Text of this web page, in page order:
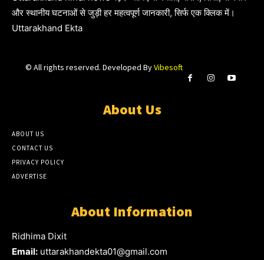
और स्थानीय घटनाओं से जुड़ी हर महत्वपूर्ण जानकारी, सिर्फ एक क्लिक में।
Uttarakhand Ekta
© All rights reserved. Developed ByVibesoft
About Us
ABOUT US
CONTACT US
PRIVACY POLICY
ADVERTISE
About Information
Ridhima Dixit
Email: uttarakhandekta01@gmail.com